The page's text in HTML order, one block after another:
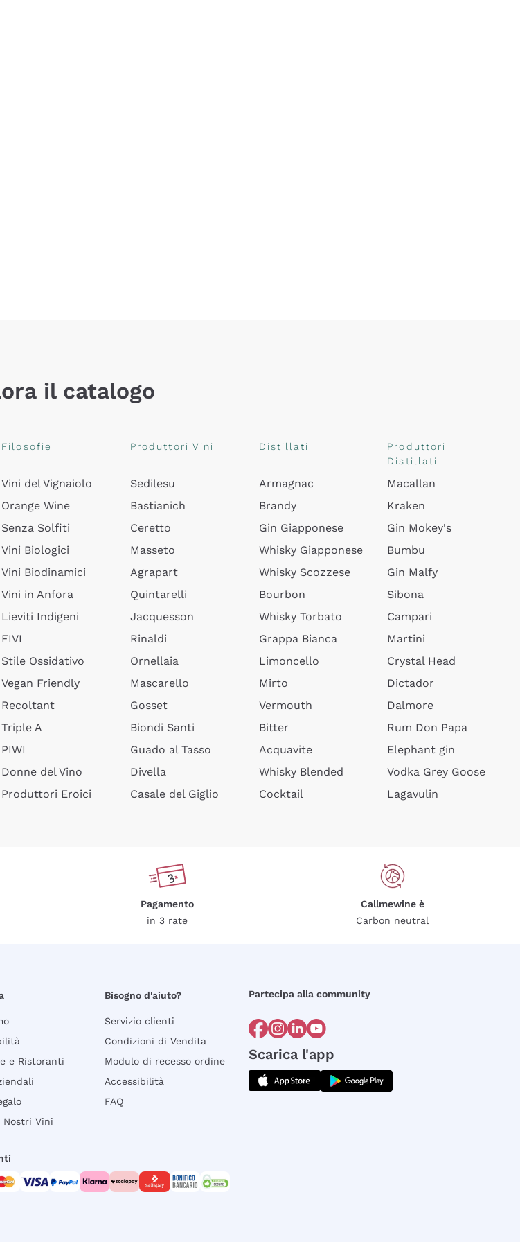
il catalogo
Filosofie
Vini del Vignaiolo
Orange Wine
Senza Solfiti
Vini Biologici
Vini Biodinamici
Vini in Anfora
Lieviti Indigeni
FIVI
Stile Ossidativo
Vegan Friendly
Recoltant
Triple A
PIWI
Donne del Vino
Produttori Eroici
Produttori Vini
Sedilesu
Bastianich
Ceretto
Masseto
Agrapart
Quintarelli
Jacquesson
Rinaldi
Ornellaia
Mascarello
Gosset
Biondi Santi
Guado al Tasso
Divella
Casale del Giglio
Distillati
Armagnac
Brandy
Gin Giapponese
Whisky Giapponese
Whisky Scozzese
Bourbon
Whisky Torbato
Grappa Bianca
Limoncello
Mirto
Vermouth
Bitter
Acquavite
Whisky Blended
Cocktail
Produttori
Distillati
Macallan
Kraken
Gin Mokey's
Bumbu
Gin Malfy
Sibona
Campari
Martini
Crystal Head
Dictador
Dalmore
Rum Don Papa
Elephant gin
Vodka Grey Goose
Lagavulin
Pagamento
in 3 rate
Callmewine è
Carbon neutral
e Ristoranti
Nostri Vini
Bisogno d'aiuto?
Servizio clienti
Condizioni di Vendita
Modulo di recesso ordine
Accessibilità
FAQ
Partecipa alla community
Scarica l'app